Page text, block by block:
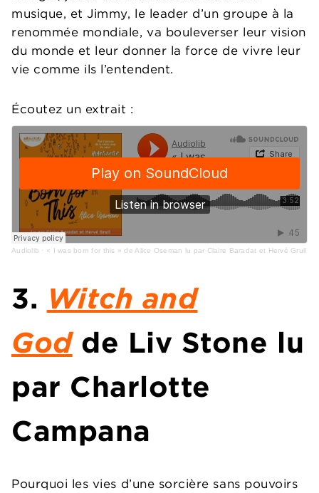
musique, et Jimmy, le leader d’un groupe à la
renommée mondiale, va bouleverser leur vision
du monde et leur donner la force de vivre leur
vie comme ils l’entendent.
Écoutez un extrait :
Audiolib · « I was born for this » de Alice Oseman lu par Claire Baradat et Hervé Grull
3. Witch and
Godde Liv Stone lu
par Charlotte
Campana
Pourquoi les vies d’une sorcière sans pouvoirs